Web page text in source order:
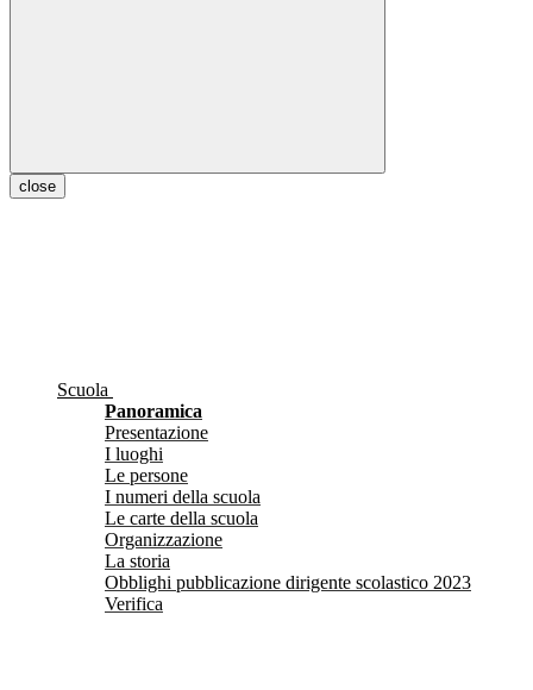
close
Scuola
Panoramica
Presentazione
I luoghi
Le persone
I numeri della scuola
Le carte della scuola
Organizzazione
La storia
Obblighi pubblicazione dirigente scolastico 2023
Verifica